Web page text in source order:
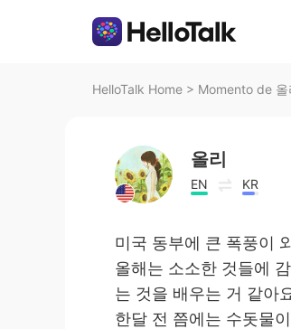
HelloTalk Home > Momento de 올
올리
EN KR
미국 동부에 큰 폭풍이
올해는 소소한 것들에
는 것을 배우는 거 같아
한달 전 쯤에는 수돗물